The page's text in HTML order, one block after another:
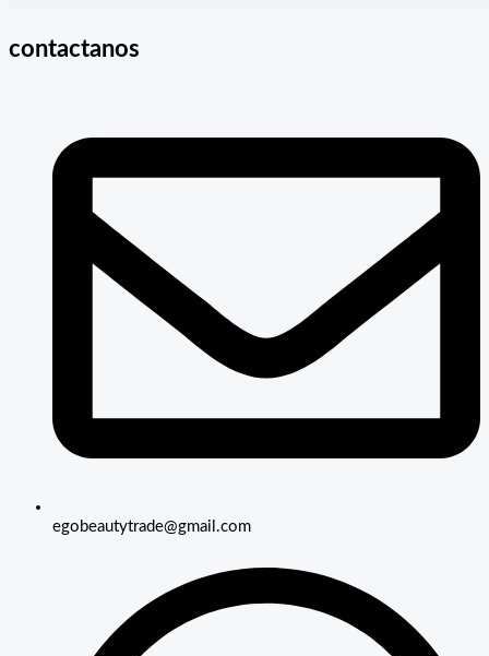
contactanos
egobeautytrade@gmail.com